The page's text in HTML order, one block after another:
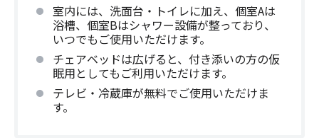
室内には、洗面台・トイレに加え、個室Aは
浴槽、個室Bはシャワー設備が整っており、
いつでもご使用いただけます。
チェアベッドは広げると、付き添いの方の仮
眠用としてもご利用いただけます。
テレビ・冷蔵庫が無料でご使用いただけま
す。